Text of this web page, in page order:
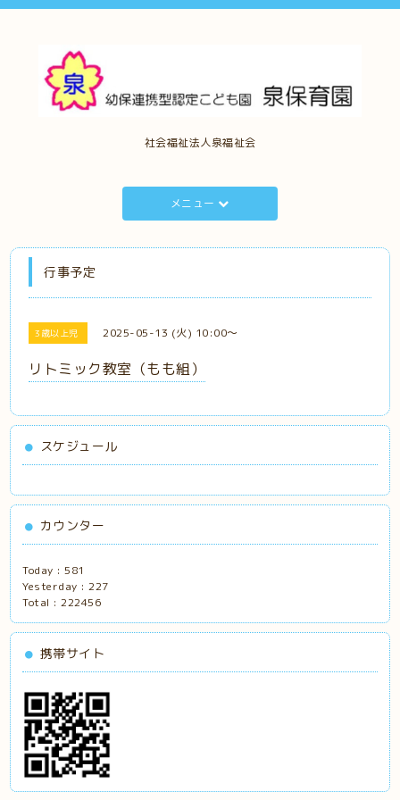
社会福祉法人泉福祉会
メニュー
行事予定
3歳以上児 2025-05-13 (火) 10:00～
リトミック教室（もも組）
スケジュール
カウンター
Today :581
Yesterday :227
Total :222456
携帯サイト